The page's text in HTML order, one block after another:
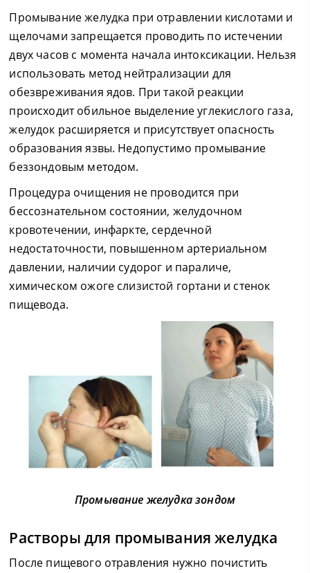
Промывание желудка при отравлении кислотами и
щелочами запрещается проводить по истечении
двух часов с момента начала интоксикации. Нельзя
использовать метод нейтрализации для
обезвреживания ядов. При такой реакции
происходит обильное выделение углекислого газа,
желудок расширяется и присутствует опасность
образования язвы. Недопустимо промывание
беззондовым методом.
Процедура очищения не проводится при
бессознательном состоянии, желудочном
кровотечении, инфаркте, сердечной
недостаточности, повышенном артериальном
давлении, наличии судорог и параличе,
химическом ожоге слизистой гортани и стенок
пищевода.
Промывание желудка зондом
Растворы для промывания желудка
После пищевого отравления нужно почистить